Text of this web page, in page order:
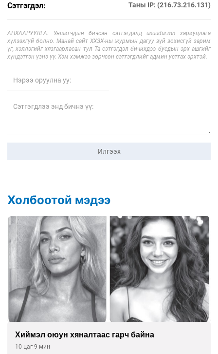
Сэтгэгдэл: Таны IP: (216.73.216.131)
АНХААРУУЛГА: Уншигчдын бичсэн сэтгэгдэлд unuudur.mn хариуцлага
хүлээхгүй болно. Манай сайт ХХЗХ-ны журмын дагуу зүй зохисгүй зарим
үг, хэллэгийг хязгаарласан тул Та сэтгэгдэл бичихдээ бусдын эрх ашгийг
хүндэтгэн үзнэ үү. Хэм хэмжээ зөрчсөн сэтгэгдлийг админ устгах эрхтэй.
Илгээх
Холбоотой мэдээ
Хиймэл оюун хяналтаас гарч байна
10 цаг 9 мин